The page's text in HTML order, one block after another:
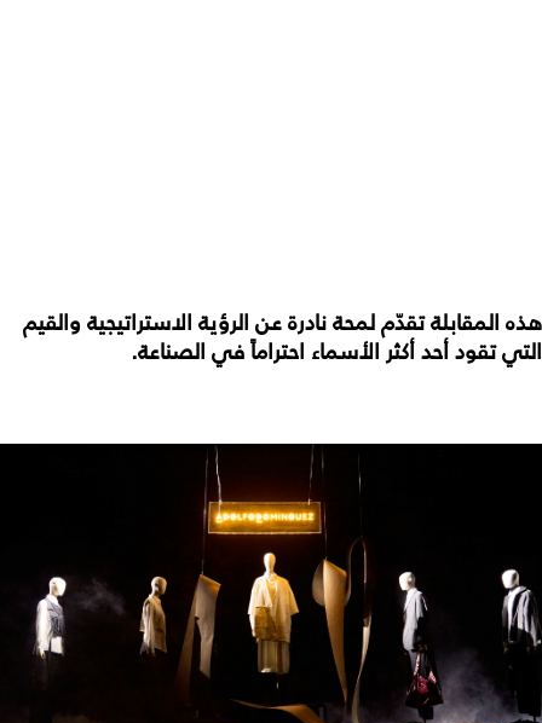
هذه المقابلة تقدّم لمحة نادرة عن الرؤية الاستراتيجية والقيم
التي تقود أحد أكثر الأسماء احتراماً في الصناعة.